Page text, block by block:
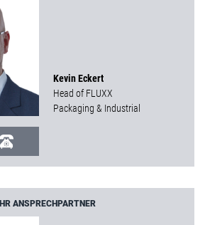
Kevin Eckert
Head of FLUXX
Packaging & Industrial
IHR ANSPRECHPARTNER